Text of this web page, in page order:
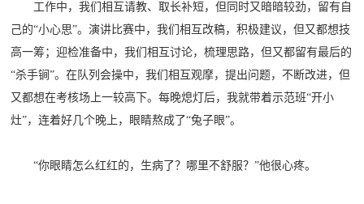
工作中，我们相互请教、取长补短，但同时又暗暗较劲，留有自
己的“小心思”。演讲比赛中，我们相互改稿，积极建议，但又都想技
高一筹；迎检准备中，我们相互讨论，梳理思路，但又都留有最后的
“杀手锏”。在队列会操中，我们相互观摩，提出问题，不断改进，但
又都想在考核场上一较高下。每晚熄灯后，我就带着示范班“开小
灶”，连着好几个晚上，眼睛熬成了“兔子眼”。
“你眼睛怎么红红的，生病了？哪里不舒服？”他很心疼。